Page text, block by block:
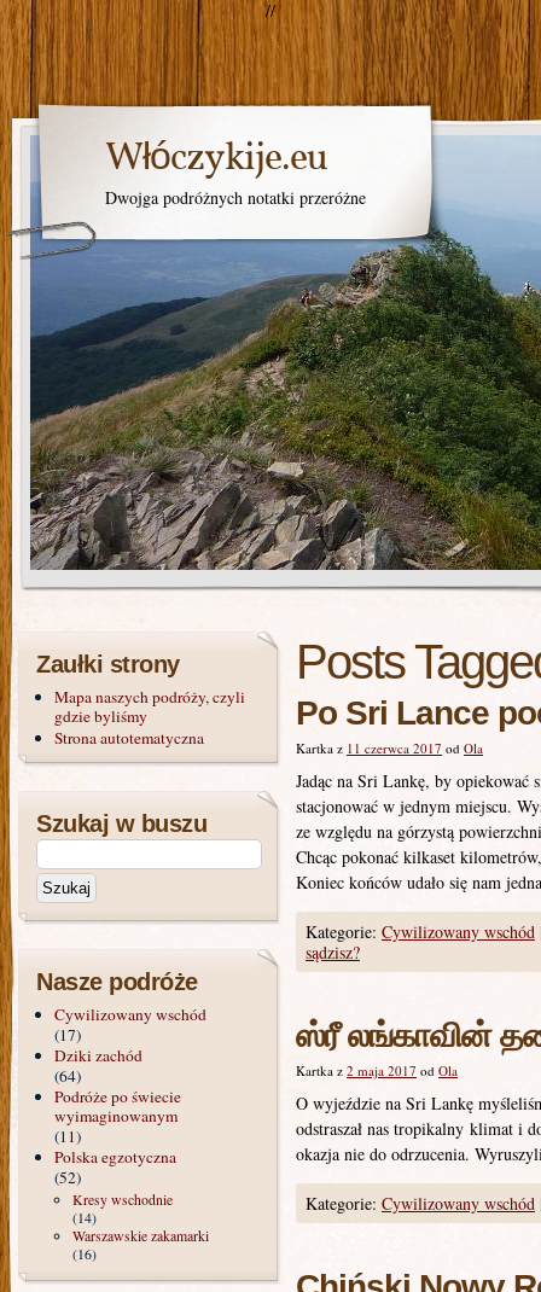
//
Włóczykije.eu
Dwojga podróżnych notatki przeróżne
Posts
Po Sri Lance
Kartka z 11 czerwca 2017 od Ola
Jadąc na Sri Lankę, by opiekować
stacjonować w jednym miejscu.
ze względu na górzystą
Chcąc pokonać kilkaset
Koniec końców udało się nam
Kategorie: Cywilizowany wschód
sądzisz?
ஸ்ரீ லங்காவின்
Kartka z 2 maja 2017 od Ola
O wyjeździe na Sri Lankę
odstraszał nas tropikalny klimat i
okazja nie do odrzucenia.
Kategorie: Cywilizowany wschód
Zaułki strony
Mapa naszych podróży, czyli
gdzie byliśmy
Strona autotematyczna
Szukaj w buszu
Nasze podróże
Cywilizowany wschód
(17)
Dziki zachód
(64)
Podróże po świecie
wyimaginowanym
(11)
Polska egzotyczna
(52)
Kresy wschodnie
(14)
Warszawskie zakamarki
(16)